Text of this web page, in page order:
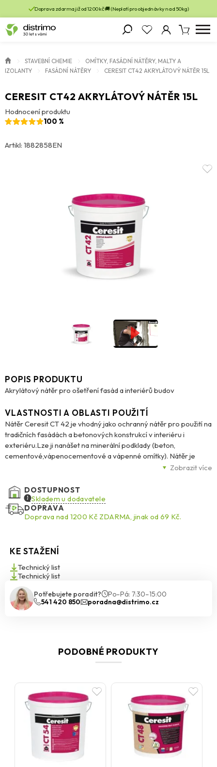
Doprava zdarma již od 1200 kč 🚚 (Neplatí pro objednávky nad 50kg)
STAVEBNÍ CHEMIE
OMÍTKY, FASÁDNÍ NÁTĚRY, MALTY A
IZOLANTY
FASÁDNÍ NÁTĚRY CERESIT CT42 AKRYLÁTOVÝ NÁTĚR 15L
CERESIT CT42 AKRYLÁTOVÝ NÁTĚR 15L
Hodnocení produktu
100 %
Artikl: 1882858EN
POPIS PRODUKTU
Akrylátový nátěr pro ošetření fasád a interiérů budov
Zobrazit více
VLASTNOSTI A OBLASTI POUŽITÍ
Nátěr Ceresit CT 42 je vhodný jako ochranný nátěr pro použití na
tradičních fasádách a betonových konstrukcí v interiéru i
exteriéru.Lze ji nanášet na minerální podklady (beton,
cementové,vápenocementové a vápenné omítky). Nátěr je
možno aplikovatna minerální omítky Ceresit CT 34 a CT 137 a
provedeny na tradičních podkladechnebo tvoří součást
kontaktních systémů zateplení budov Ceresit Ceretherm(ETICS).
Fasády natřené nátěrem CT 42 je možné čistit pomocí
tlakovévody s odpovídajícím tlakem. Zahřívání fasády vyvolává
detailech. Akrylátový nátěr Ceresit CT 42 díky formuli BioProtect
odolává delší dobu protibiologickému napadnutí houbami,
plísněmi a řasami.
DOSTUPNOST
Skladem u dodavatele
DOPRAVA
Doprava nad 1200 Kč ZDARMA, jinak od 69 Kč.
KE STAŽENÍ
Technický list
Technický list
Potřebujete poradit?
Po–Pá: 7:30–15:00
541 420 850
poradna@distrimo.cz
PODOBNÉ PRODUKTY